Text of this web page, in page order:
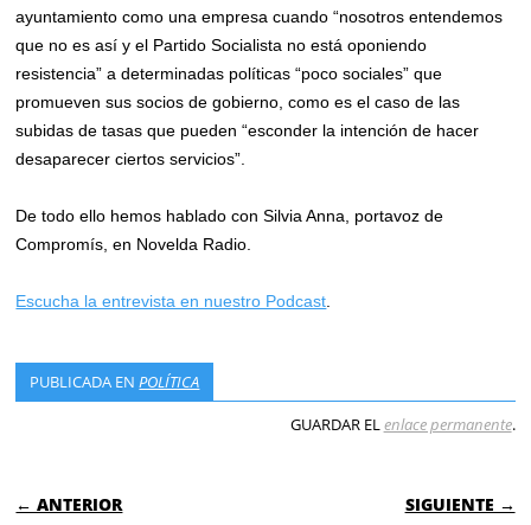
ayuntamiento como una empresa cuando “nosotros entendemos
que no es así y el Partido Socialista no está oponiendo
resistencia” a determinadas políticas “poco sociales” que
promueven sus socios de gobierno, como es el caso de las
subidas de tasas que pueden “esconder la intención de hacer
desaparecer ciertos servicios”.
De todo ello hemos hablado con Silvia Anna, portavoz de
Compromís, en Novelda Radio.
Escucha la entrevista en nuestro Podcast
PUBLICADA ENPOLÍTICA
GUARDAR ELenlace permanente.
NAVEGACIÓN DE ENTRADAS
← ANTERIOR SIGUIENTE →